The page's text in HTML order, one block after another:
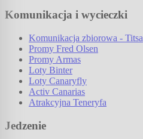
Komunikacja i wycieczki
Komunikacja zbiorowa - Titsa
Promy Fred Olsen
Promy Armas
Loty Binter
Loty Canaryfly
Activ Canarias
Atrakcyjna Teneryfa
Jedzenie